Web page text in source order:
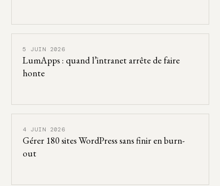
5 JUIN 2026
LumApps : quand l’intranet arrête de faire
honte
4 JUIN 2026
Gérer 180 sites WordPress sans finir en burn-
out